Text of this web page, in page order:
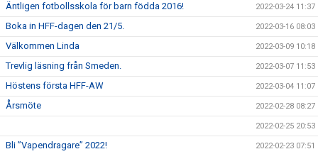
Äntligen fotbollsskola för barn födda 2016! 2022-03-24 11:37
Boka in HFF-dagen den 21/5. 2022-03-16 08:03
Välkommen Linda 2022-03-09 10:18
Trevlig läsning från Smeden. 2022-03-07 11:53
Höstens första HFF-AW 2022-03-04 11:07
Årsmöte 2022-02-28 08:27
2022-02-25 20:53
Bli ”Vapendragare” 2022! 2022-02-23 07:51